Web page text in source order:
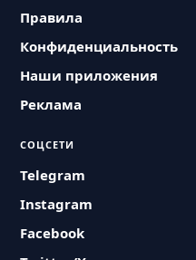
Правила
Конфиденциальность
Наши приложения
Реклама
СОЦСЕТИ
Telegram
Instagram
Facebook